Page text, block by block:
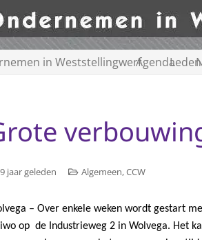
in WeststellingwerfAgendaLeden
9 jaar geleden Algemeen,CCW
– Over enkele weken wordt gestart
op de Industrieweg 2 in Wolvega. Het